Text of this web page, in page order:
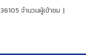
36105 จำนวนผู้เข้าชม |